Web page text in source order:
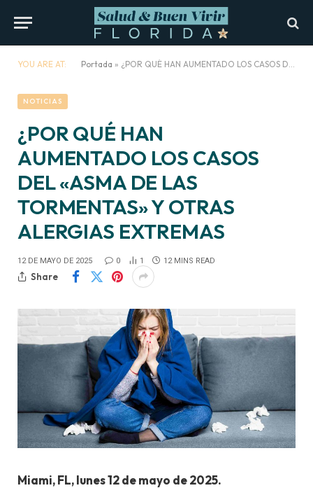
YOU ARE AT: Portada » ¿POR QUÉ HAN AUMENTADO LOS CASOS DEL «ASMA DE LAS TORMENTAS» Y OTRAS ALERGIAS EXTREMAS
NOTICIAS
¿POR QUÉ HAN
AUMENTADO LOS CASOS
DEL «ASMA DE LAS
TORMENTAS» Y OTRAS
ALERGIAS EXTREMAS
12 DE MAYO DE 2025 0 1 12 MINS READ
Share
Miami, FL, lunes 12 de mayo de 2025.